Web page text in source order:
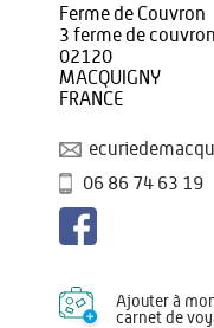
Ferme de Couvron
3 ferme de couvron
02120
MACQUIGNY
FRANCE
06 86 74 63 19
Ajouter à
carnet de